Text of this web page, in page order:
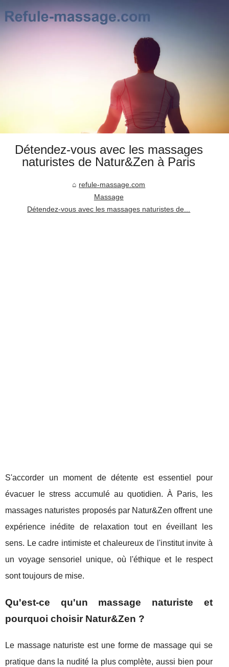
Détendez-vous avec les massages
naturistes de Natur&Zen à Paris
refule-massage.com
Massage
Détendez-vous avec les massages naturistes de...
S'accorder un moment de détente est essentiel pour
évacuer le stress accumulé au quotidien. À Paris, les
massages naturistes proposés par Natur&Zen offrent une
expérience inédite de relaxation tout en éveillant les
sens. Le cadre intimiste et chaleureux de l'institut invite à
un voyage sensoriel unique, où l'éthique et le respect
sont toujours de mise.
Qu'est-ce qu'un massage naturiste et
pourquoi choisir Natur&Zen ?
Le massage naturiste est une forme de massage qui se
pratique dans la nudité la plus complète, aussi bien pour